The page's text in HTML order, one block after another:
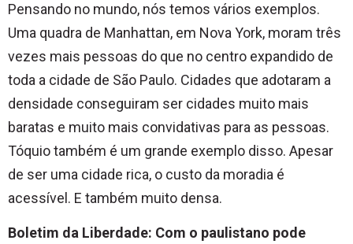
Pensando no mundo, nós temos vários exemplos.
Uma quadra de Manhattan, em Nova York, moram três
vezes mais pessoas do que no centro expandido de
toda a cidade de São Paulo. Cidades que adotaram a
densidade conseguiram ser cidades muito mais
baratas e muito mais convidativas para as pessoas.
Tóquio também é um grande exemplo disso. Apesar
de ser uma cidade rica, o custo da moradia é
acessível. E também muito densa.
Boletim da Liberdade: Com o paulistano pode